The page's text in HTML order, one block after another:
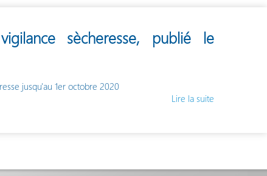
sècheresse, publié le
jusqu'au 1er octobre 2020
Lire la suite